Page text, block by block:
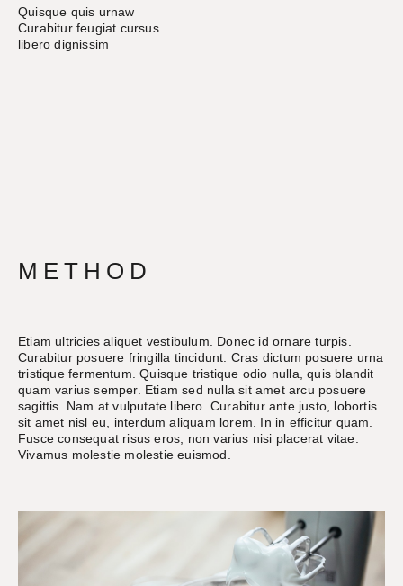
Quisque quis urnaw
Curabitur feugiat cursus
libero dignissim
METHOD
Etiam ultricies aliquet vestibulum. Donec id ornare turpis.
Curabitur posuere fringilla tincidunt. Cras dictum posuere urna
tristique fermentum. Quisque tristique odio nulla, quis blandit
quam varius semper. Etiam sed nulla sit amet arcu posuere
sagittis. Nam at vulputate libero. Curabitur ante justo, lobortis
sit amet nisl eu, interdum aliquam lorem. In in efficitur quam.
Fusce consequat risus eros, non varius nisi placerat vitae.
Vivamus molestie molestie euismod.